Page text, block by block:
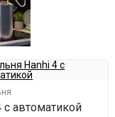
с автоматикой